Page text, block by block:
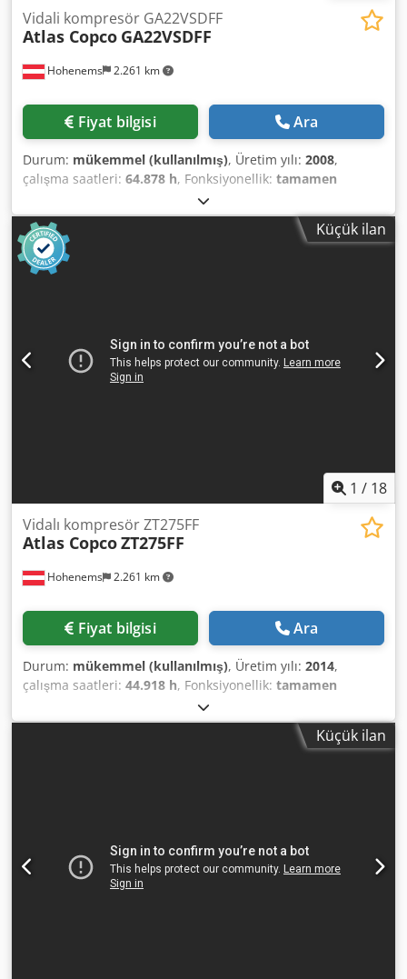
Hohenems 2.261 km
Vidali kompresör GA22VSDFF
Atlas Copco GA22VSDFF
Fiyat bilgisi Ara
Durum: mükemmel (kullanılmış), Üretim yılı: 2008,
çalışma saatleri: 64.878 h, Fonksiyonellik: tamamen
, Vida Kompresörü GA22VSDFF Dodpoyr Da
Rofx Ab Teck Frekans invertörü ve kurutucu entegre 22 kW
13 bar 3.85 m³/dak
Küçük ilan
1 / 18
Hohenems 2.261 km
Vidalı kompresör ZT275FF
Atlas CopcoZT275FF
Fiyat bilgisi Ara
Durum: mükemmel (kullanılmış), Üretim yılı: 2014,
çalışma saatleri: 44.918 h, Fonksiyonellik: tamamen
, İkinci el yağsız Atlas Copco ZT275FF. 2014
model ve yaklaşık 44.000 çalışma saati mevcut. 275 kW güç,
7.5 bar çalışma basıncı ve 44,38 m³/dak debi. EntegreKüçük ilan